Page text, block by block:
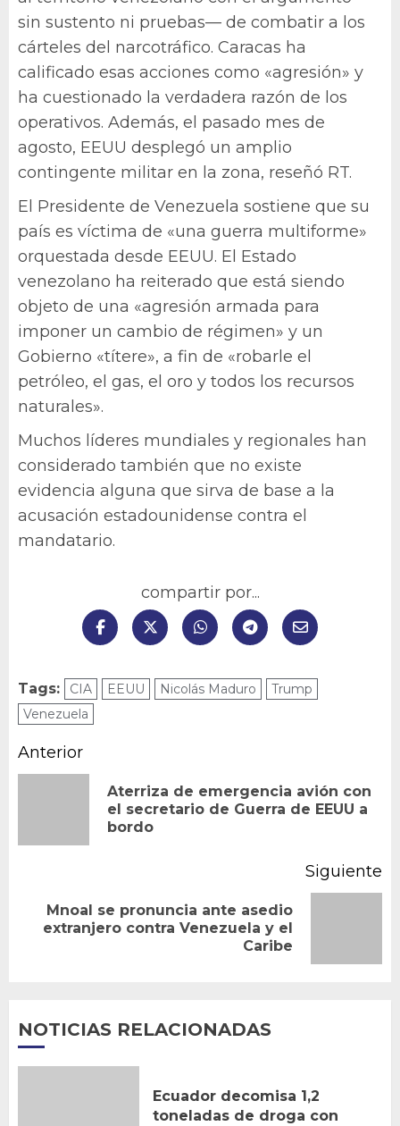
sin sustento ni pruebas— de combatir a los
cárteles del narcotráfico. Caracas ha
calificado esas acciones como «agresión» y
ha cuestionado la verdadera razón de los
operativos. Además, el pasado mes de
agosto, EEUU desplegó un amplio
contingente militar en la zona, reseñó RT.
El Presidente de Venezuela sostiene que su
país es víctima de «una guerra multiforme»
orquestada desde EEUU. El Estado
venezolano ha reiterado que está siendo
objeto de una «agresión armada para
imponer un cambio de régimen» y un
Gobierno «títere», a fin de «robarle el
petróleo, el gas, el oro y todos los recursos
naturales».
Muchos líderes mundiales y regionales han
considerado también que no existe
evidencia alguna que sirva de base a la
acusación estadounidense contra el
mandatario.
compartir por...
Tags: CIA EEUU Nicolás Maduro
Trump
Venezuela
Navegación
entradas
Anterior
Aterriza de emergencia avión con
el secretario de Guerra de EEUU a
bordo
Siguiente
Siguiente
Mnoal se pronuncia ante asedio
extranjero contra Venezuela y el
Caribe
NOTICIAS RELACIONADAS
Ecuador decomisa 1,2
toneladas de droga con